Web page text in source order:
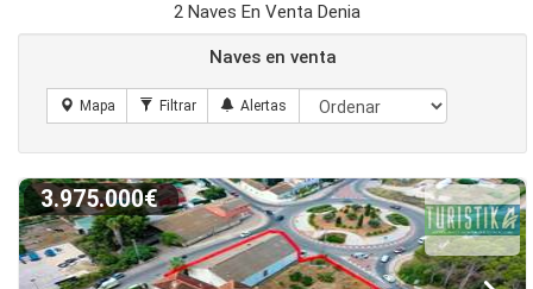
2 Naves En Venta Denia
Naves en venta
3.975.000€